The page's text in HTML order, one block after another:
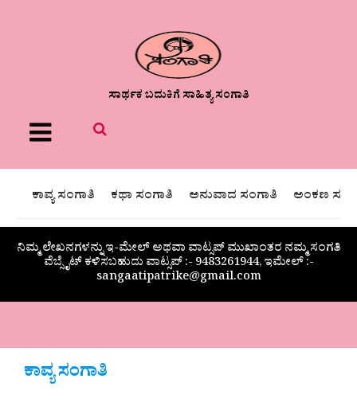
ಸಾರ್ಥಕ ಬದುಕಿಗೆ ಸಾಹಿತ್ಯ ಸಂಗಾತಿ
Menu
ಕಾವ್ಯ ಸಂಗಾತಿ ಕಥಾ ಸಂಗಾತಿ ಅನುವಾದ ಸಂಗಾತಿ ಅಂಕಣ
ನಿಮ್ಮ ಲೇಖನಗಳನ್ನು ಇ-ಮೇಲ್ ಅಥವಾ ವಾಟ್ಸಪ್ ಮುಖಾಂತರ ನಮ್ಮ ಸಂಗತಿ
ವೆಬ್ಸೈಟ್ ಕಳಿಸಬಹುದು ವಾಟ್ಸಪ್‌ :- 9483261944, ಇಮೇಲ್ :-
sangaatipatrike@gmail.com
ಕಾವ್ಯ ಸಂಗಾತಿ